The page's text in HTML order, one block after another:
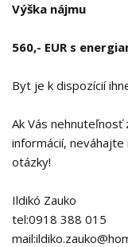
Výška nájmu
560,- EUR s
Byt je k dispozícií
Ak Vás
informácií,
otázky!
Ildikó Zauko
tel:0918 388 015